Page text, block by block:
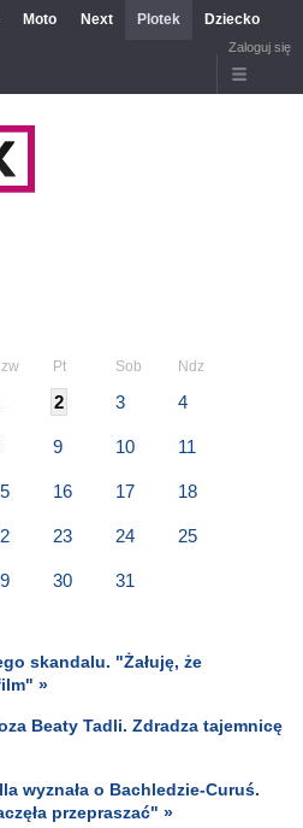
Moto Next Plotek Dziecko
Zaloguj się
Pt Sob Ndz
2 3 4
9 10 11
16 17 18
23 24 25
30 31
skandalu. "Żałuję, że
»
Beaty Tadli. Zdradza tajemnicę
wyznała o Bachledzie-Curuś.
przepraszać" »